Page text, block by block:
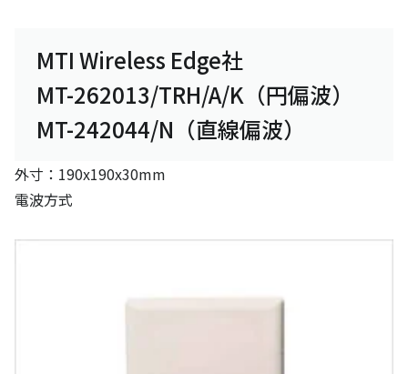
MTI Wireless Edge社
MT-262013/TRH/A/K（円偏波）
MT-242044/N（直線偏波）
外寸：190x190x30mm
電波方式